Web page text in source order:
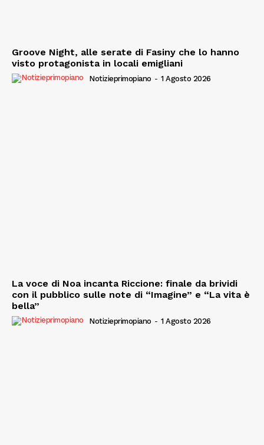
Groove Night, alle serate di Fasiny che lo hanno
visto protagonista in locali emigliani
Notizieprimopiano - 1 Agosto 2026
La voce di Noa incanta Riccione: finale da brividi
con il pubblico sulle note di “Imagine” e “La vita è
bella”
Notizieprimopiano - 1 Agosto 2026